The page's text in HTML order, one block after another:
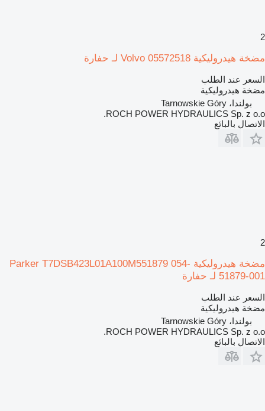
2
مضخة هيدروليكية Volvo 05572518 لـ حفارة
السعر عند الطلب
مضخة هيدروليكية
بولندا، Tarnowskie Góry
ROCH POWER HYDRAULICS Sp. z o.o.
الاتصال بالبائع
2
مضخة هيدروليكية Parker T7DSB423L01A100M551879 054-
51879-001 لـ حفارة
السعر عند الطلب
مضخة هيدروليكية
بولندا، Tarnowskie Góry
ROCH POWER HYDRAULICS Sp. z o.o.
الاتصال بالبائع